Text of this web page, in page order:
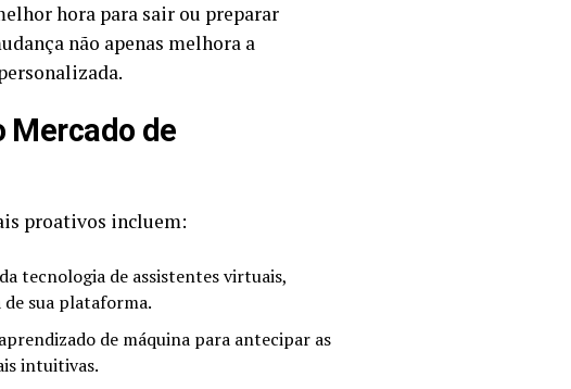
hora para sair ou preparar
não apenas melhora a
Mercado de
proativos incluem:
tecnologia de assistentes virtuais,
sua plataforma.
de máquina para antecipar as
intuitivas.